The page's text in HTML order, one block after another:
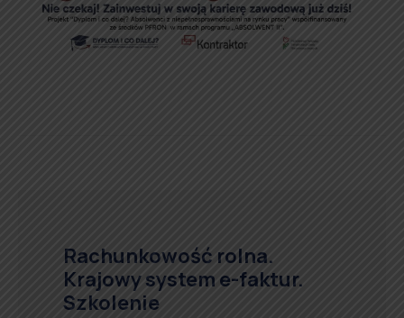
Rachunkowość rolna.
Krajowy system e-faktur.
Szkolenie